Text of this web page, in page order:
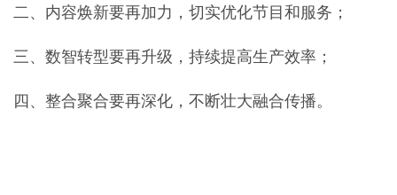
二、内容焕新要再加力，切实优化节目和服务；
三、数智转型要再升级，持续提高生产效率；
四、整合聚合要再深化，不断壮大融合传播。